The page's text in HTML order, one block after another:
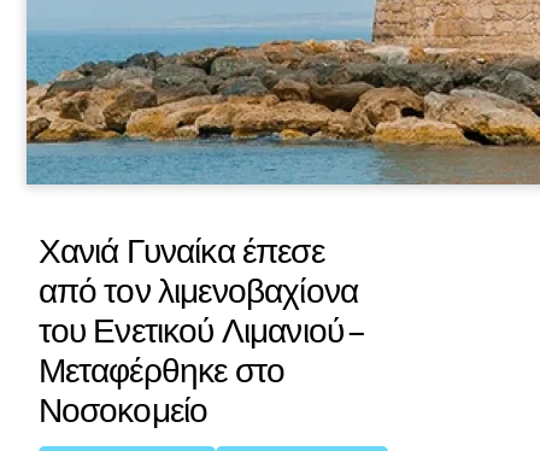
Χανιά Γυναίκα έπεσε
από τον λιμενοβαχίονα
του Ενετικού Λιμανιού –
Μεταφέρθηκε στο
Νοσοκομείο